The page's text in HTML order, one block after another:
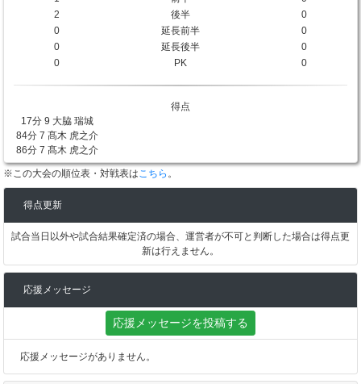
2
後半
0
0
延長前半
0
0
延長後半
0
0
PK 0
17分 9 大脇 瑞城
84分 7 髙木 虎之介
86分 7 髙木 虎之介
得点
※この大会の順位表・対戦表はこちら 。
得点更新
試合当日以外や試合結果確定済の場合、運営者が不可と判断した場合は得点更
新は行えません。
応援メッセージ
応援メッセージを投稿する
応援メッセージがありません。